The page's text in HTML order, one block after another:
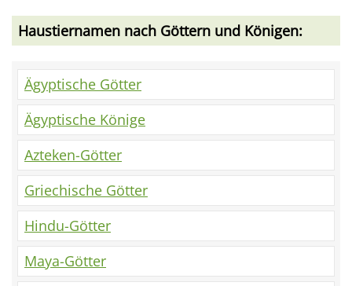
Haustiernamen nach Göttern und Königen:
Ägyptische Götter
Ägyptische Könige
Azteken-Götter
Griechische Götter
Hindu-Götter
Maya-Götter